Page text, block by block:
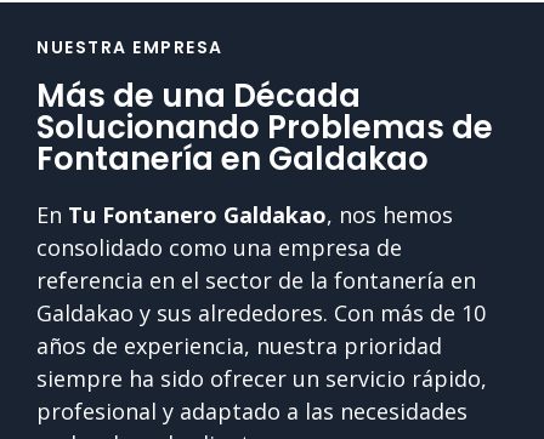
NUESTRA EMPRESA
Más de una Década
Solucionando Problemas de
Fontanería en Galdakao
En Tu Fontanero Galdakao, nos hemos
consolidado como una empresa de
referencia en el sector de la fontanería en
Galdakao y sus alrededores. Con más de 10
años de experiencia, nuestra prioridad
siempre ha sido ofrecer un servicio rápido,
profesional y adaptado a las necesidades